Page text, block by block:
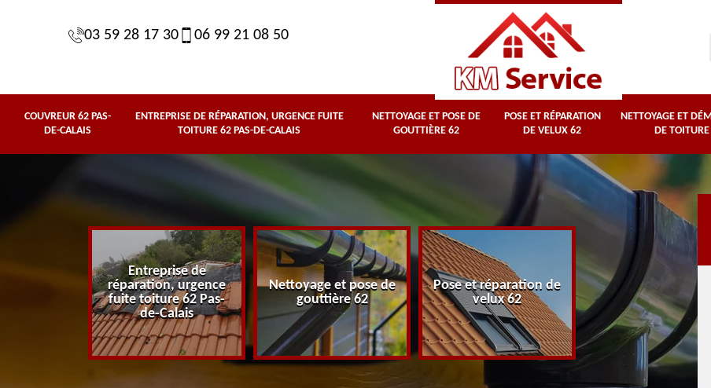
03 59 28 17 30 06 99 21 08 50
COUVREUR 62 PAS-
DE-CALAIS
ENTREPRISE DE RÉPARATION, URGENCE FUITE
TOITURE 62 PAS-DE-CALAIS
NETTOYAGE ET POSE DE
GOUTTIÈRE 62
POSE ET RÉPARATION
DE VELUX 62
NETTOYAGE ET
DE
Entreprise de
réparation, urgence
fuite toiture 62 Pas-
de-Calais
Nettoyage et pose de
gouttière 62
Pose et réparation de
velux 62
Nettoyage et
démoussage de
toiture 62